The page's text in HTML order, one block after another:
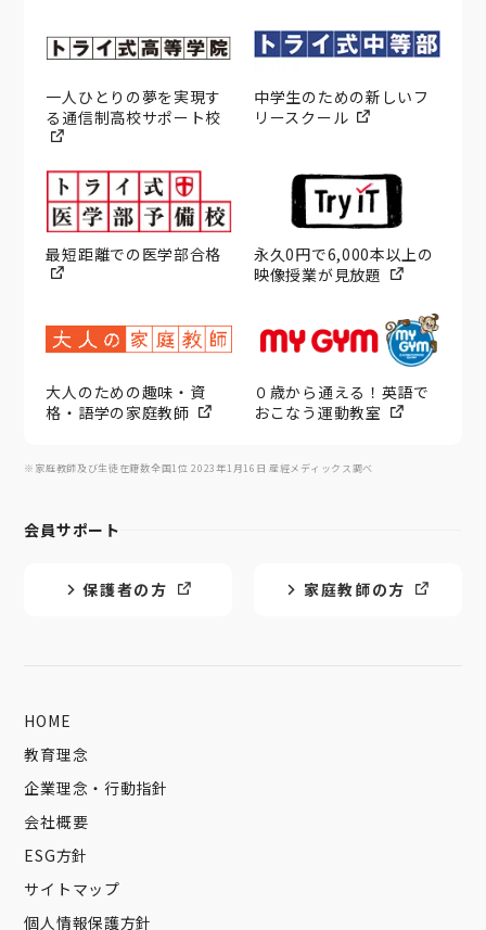
一人ひとりの夢を実現す
る通信制高校サポート校
中学生のための新しいフ
リースクール
最短距離での医学部合格
永久0円で6,000本以上の
映像授業が見放題
大人のための趣味・資
格・語学の家庭教師
０歳から通える！英語で
おこなう運動教室
※家庭教師及び生徒在籍数全国1位 2023年1月16日 産經メディックス調べ
会員サポート
保護者の方 家庭教師の方
HOME
教育理念
企業理念・行動指針
会社概要
ESG方針
サイトマップ
個人情報保護方針